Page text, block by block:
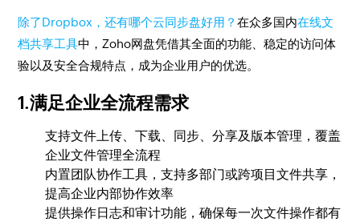
除了Dropbox，还有哪个云同步盘好用？在众多国内在线文
档共享工具中，Zoho网盘凭借其全面的功能、稳定的访问体
验以及安全合规特点，成为企业用户的优选。
1.满足企业全流程需求
支持文件上传、下载、同步、分享及版本管理，覆盖
企业文件管理全流程
内置团队协作工具，支持多部门或跨项目文件共享，
提高企业内部协作效率
提供操作日志和审计功能，确保每一次文件操作都有